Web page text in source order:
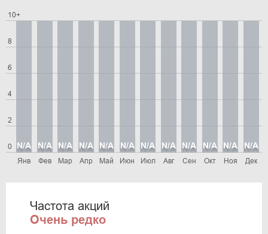
0
2
4
6
8
10+
Янв
N/A
Фев
N/A
Мар
N/A
Апр
N/A
Май
N/A
Июн
N/A
Июл
N/A
Авг
N/A
Сен
N/A
Окт
N/A
Ноя
N/A
Дек
N/A
Частота акций
Очень редко